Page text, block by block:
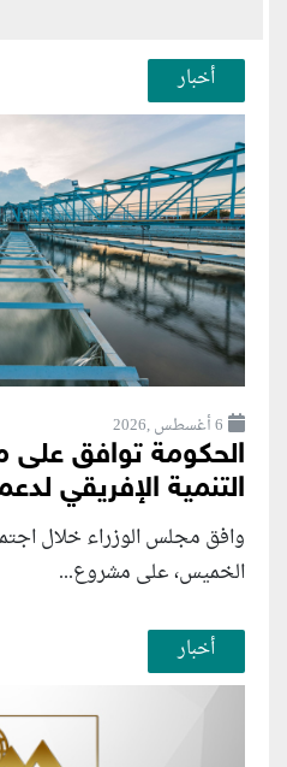
أخبار
6 أغسطس ,2026
الحكومة توافق على
التنمية الإفريقي
وافق مجلس الوزراء خلال
الخميس، على مشروع...
أخبار